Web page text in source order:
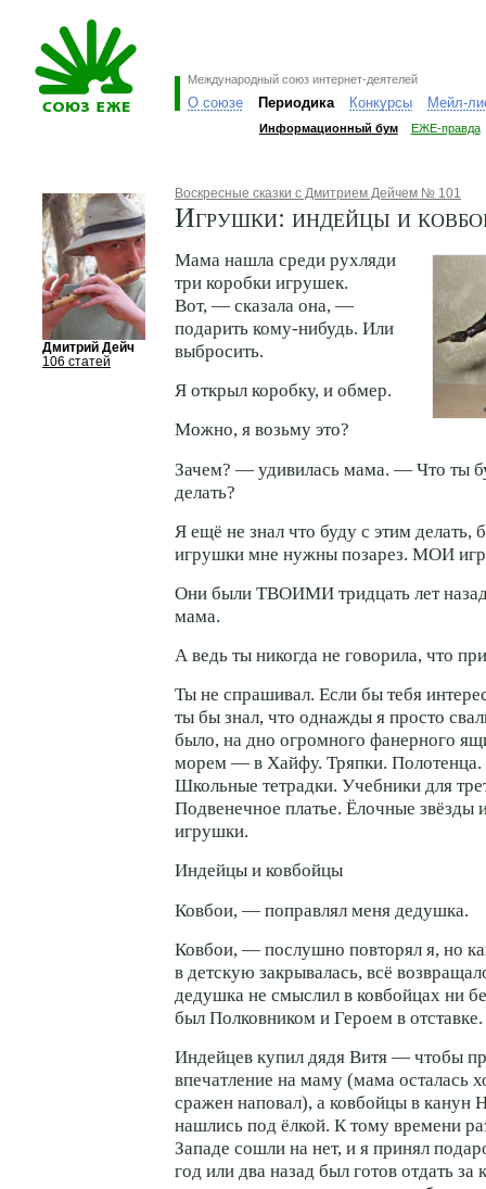
Международный союз интернет-деятелей
О союзе Периодика Конкурсы Мейл-
Информационный бум ЕЖЕ-правда
Дмитрий Дейч
106 статей
Воскресные сказки с Дмитрием Дейчем № 101
Игрушки: индейцы и
Мама нашла среди рухляди
три коробки игрушек.
Вот, — сказала она, —
подарить кому-нибудь. Или
выбросить.
Я открыл коробку, и обмер.
Можно, я возьму это?
Зачем? — удивилась мама. — Что ты
делать?
Я ещё не знал что буду с этим делать,
игрушки мне нужны позарез. МОИ
Они были ТВОИМИ тридцать лет
мама.
А ведь ты никогда не говорила, что
Ты не спрашивал. Если бы тебя
ты бы знал, что однажды я просто
было, на дно огромного фанерного
морем — в Хайфу. Тряпки. Полотенца.
Школьные тетрадки. Учебники для
Подвенечное платье. Ёлочные звёзды
игрушки.
Индейцы и ковбойцы
Ковбои, — поправлял меня дедушка.
Ковбои, — послушно повторял я, но
в детскую закрывалась, всё
дедушка не смыслил в ковбойцах ни
был Полковником и Героем в отставке.
Индейцев купил дядя Витя — чтобы
впечатление на маму (мама осталась
сражен наповал), а ковбойцы в канун
нашлись под ёлкой. К тому времени
Западе сошли на нет, и я принял
год или два назад был готов отдать за